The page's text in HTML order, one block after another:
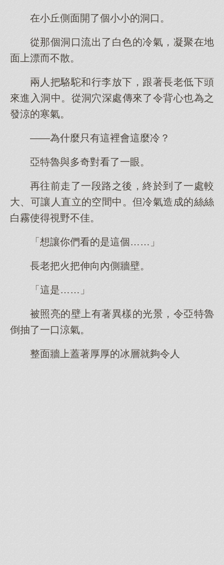
在小丘側面開了個小小的洞口。
從那個洞口流出了白色的冷氣，凝聚在地
面上漂而不散。
兩人把駱駝和行李放下，跟著長老低下頭
來進入洞中。從洞穴深處傳來了令背心也為之
發涼的寒氣。
——為什麼只有這裡會這麼冷？
亞特魯與多奇對看了一眼。
再往前走了一段路之後，終於到了一處較
大、可讓人直立的空間中。但冷氣造成的絲絲
白霧使得視野不佳。
「想讓你們看的是這個……」
長老把火把伸向內側牆壁。
「這是……」
被照亮的壁上有著異樣的光景，令亞特魯
倒抽了一口涼氣。
整面牆上蓋著厚厚的冰層就夠令人